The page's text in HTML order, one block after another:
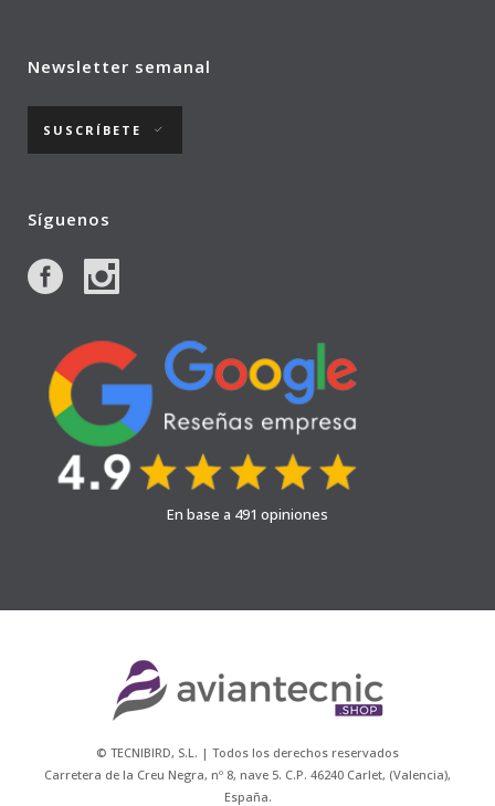
Newsletter semanal
SUSCRÍBETE
Síguenos
En base a 491 opiniones
© TECNIBIRD, S.L. | Todos los derechos reservados
Carretera de la Creu Negra, nº 8, nave 5. C.P. 46240 Carlet, (Valencia),
España.